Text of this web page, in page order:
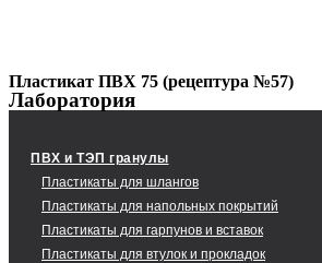
Пластикат ПВХ 75 (рецептура №57)
Лаборатория
ПВХ и ТЭП гранулы
Пластикаты для шлангов
Пластикаты для напольных покрытий
Пластикаты для гарпунов и вставок
Пластикаты для втулок и прокладок